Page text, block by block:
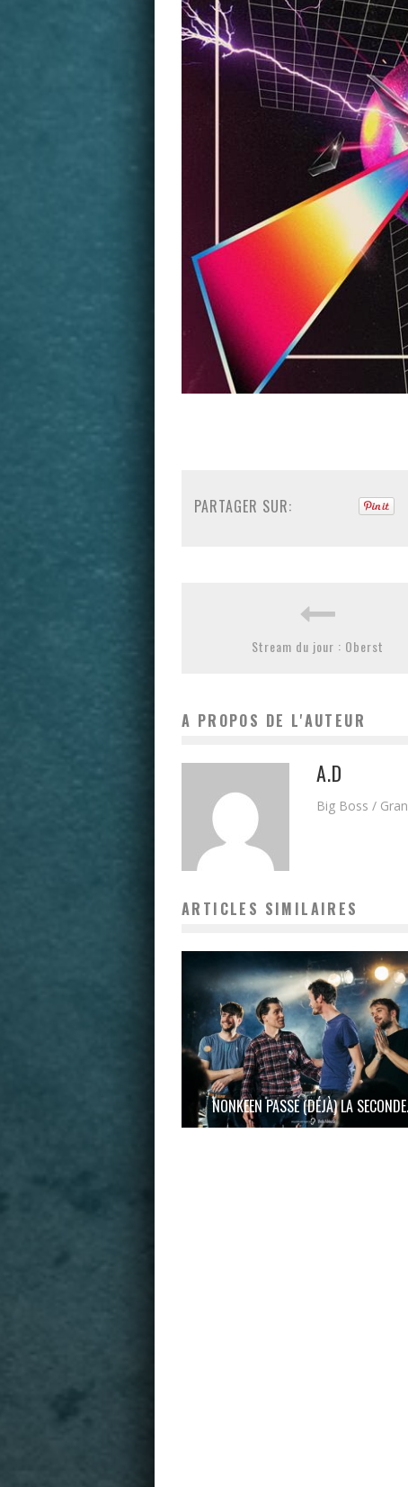
PARTAGER SUR:
Stream du jour : Oberst
A PROPOS DE L'AUTEUR
A.D
Big Boss /
ARTICLES SIMILAIRES
NONKEEN PASSE (DÉJÀ) LA